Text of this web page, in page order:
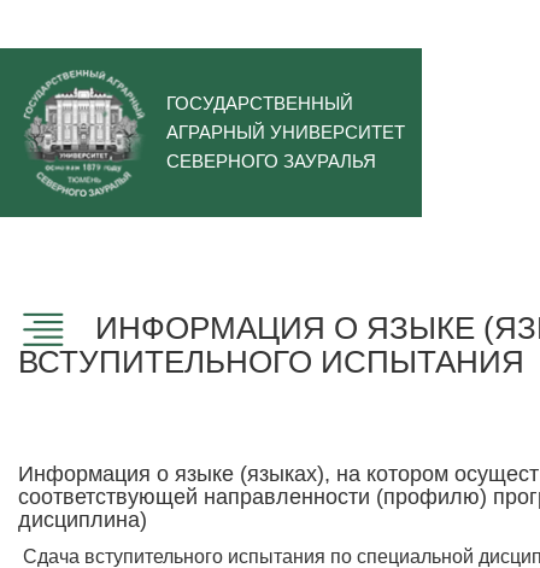
ГОСУДАРСТВЕННЫЙ
АГРАРНЫЙ УНИВЕРСИТЕТ
СЕВЕРНОГО ЗАУРАЛЬЯ
ИНФОРМАЦИЯ О ЯЗЫКЕ
ВСТУПИТЕЛЬНОГО ИСПЫТАНИЯ
Информация о языке (языках), на котором
соответствующей направленности (профилю)
дисциплина)
Сдача вступительного испытания по специальной